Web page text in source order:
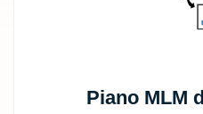
Piano MLM